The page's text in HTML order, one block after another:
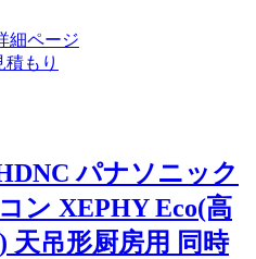
パナソニック
ン XEPHY Eco(高
天吊形厨房用 同時